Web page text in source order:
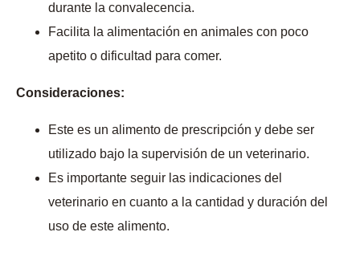
durante la convalecencia.
Facilita la alimentación en animales con poco
apetito o dificultad para comer.
Consideraciones:
Este es un alimento de prescripción y debe ser
utilizado bajo la supervisión de un veterinario.
Es importante seguir las indicaciones del
veterinario en cuanto a la cantidad y duración del
uso de este alimento.